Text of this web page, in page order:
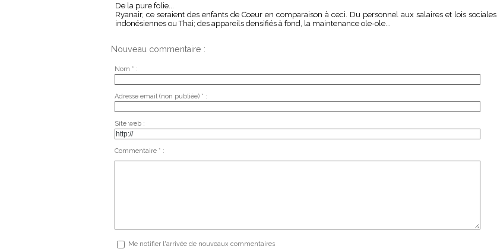
De la pure folie...
Ryanair, ce seraient des enfants de Coeur en comparaison à ceci. Du personnel aux salaires et lois sociales
indonésiennes ou Thai; des appareils densifiés à fond, la maintenance ole-ole...
Nouveau commentaire :
Nom * :
Adresse email (non publiée) * :
Site web :
Commentaire * :
Me notifier l'arrivée de nouveaux commentaires